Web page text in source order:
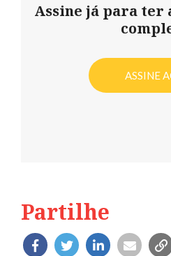
Assine já para ter
ASSINE
Partilhe